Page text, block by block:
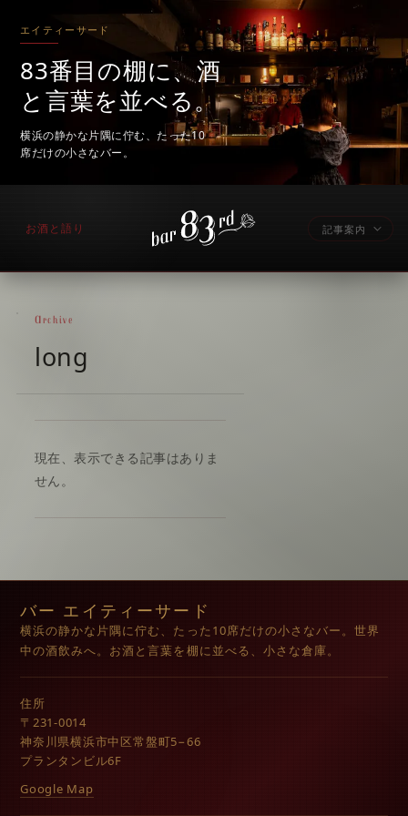
エイティーサード
83番目の棚に、酒
と言葉を並べる。
横浜の静かな片隅に佇む、たった10
席だけの小さなバー。
Archive
long
現在、表示できる記事はありま
せん。
お酒と語り 記事案内
バー エイティーサード
横浜の静かな片隅に佇む、たった10席だけの小さなバー。世界
中の酒飲みへ。お酒と言葉を棚に並べる、小さな倉庫。
住所
〒231-0014
神奈川県横浜市中区常盤町5−66
プランタンビル6F
Google Map